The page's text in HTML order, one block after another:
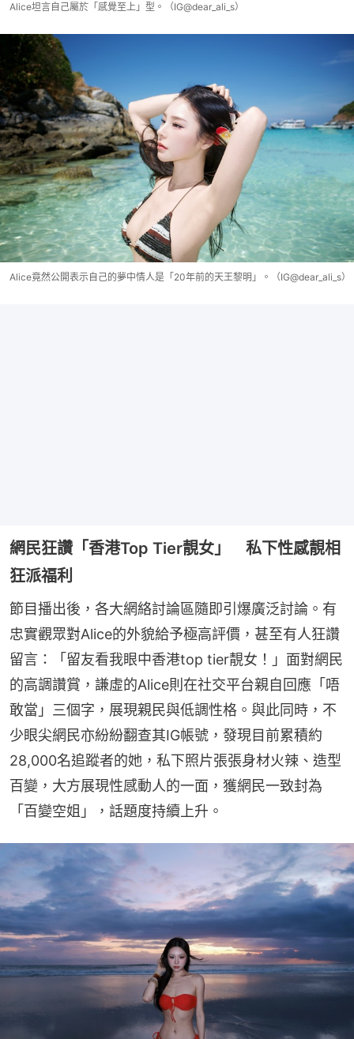
Alice坦言自己屬於「感覺至上」型。（IG@dear_ali_s）
Alice竟然公開表示自己的夢中情人是「20年前的天王黎明」。（IG@dear_ali_s）
網民狂讚「香港Top Tier靚女」 私下性感靚相
狂派福利
節目播出後，各大網絡討論區隨即引爆廣泛討論。有
忠實觀眾對Alice的外貌給予極高評價，甚至有人狂讚
留言：「留友看我眼中香港top tier靚女！」面對網民
的高調讚賞，謙虛的Alice則在社交平台親自回應「唔
敢當」三個字，展現親民與低調性格。與此同時，不
少眼尖網民亦紛紛翻查其IG帳號，發現目前累積約
28,000名追蹤者的她，私下照片張張身材火辣、造型
百變，大方展現性感動人的一面，獲網民一致封為
「百變空姐」，話題度持續上升。